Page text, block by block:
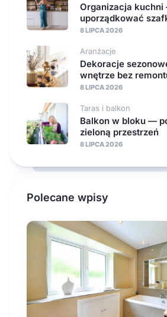
Organizacja
uporządkować
8 LIPCA 2026
Aranżacje
Dekoracje
wnętrze bez
8 LIPCA 2026
Taras i balkon
Balkon w bloku —
zieloną przestrzeń
8 LIPCA 2026
Polecane wpisy